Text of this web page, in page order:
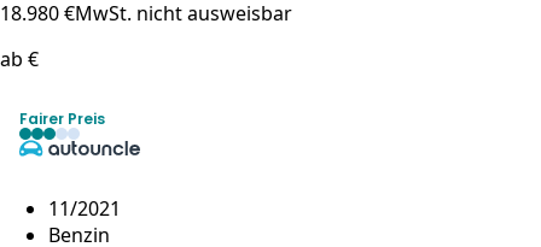
18.980 €MwSt. nicht ausweisbar
ab €
Fairer Preis
11/2021
Benzin